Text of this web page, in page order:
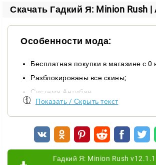
Скачать Гадкий Я: Minion Rush |
Особенности мода:
Бесплатная покупки в магазине с 0
Разблокированы все скины;
Система Антибан.
Показать / Скрыть текст
Гадкий Я: Minion Rush